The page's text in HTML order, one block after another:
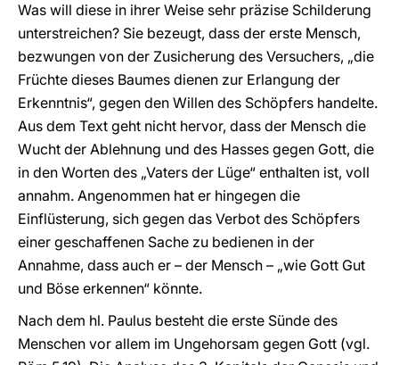
Was will diese in ihrer Weise sehr präzise Schilderung
unterstreichen? Sie bezeugt, dass der erste Mensch,
bezwungen von der Zusicherung des Versuchers, „die
Früchte dieses Baumes dienen zur Erlangung der
Erkenntnis“, gegen den Willen des Schöpfers handelte.
Aus dem Text geht nicht hervor, dass der Mensch die
Wucht der Ablehnung und des Hasses gegen Gott, die
in den Worten des „Vaters der Lüge“ enthalten ist, voll
annahm. Angenommen hat er hingegen die
Einflüsterung, sich gegen das Verbot des Schöpfers
einer geschaffenen Sache zu bedienen in der
Annahme, dass auch er – der Mensch – „wie Gott Gut
und Böse erkennen“ könnte.
Nach dem hl. Paulus besteht die erste Sünde des
Menschen vor allem im Ungehorsam gegen Gott (vgl.